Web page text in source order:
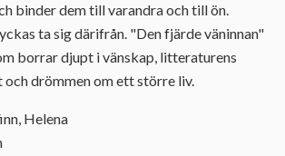
binder dem till varandra och till ön.
ta sig därifrån. "Den fjärde väninnan"
borrar djupt i vänskap, litteraturens
drömmen om ett större liv.
Helena